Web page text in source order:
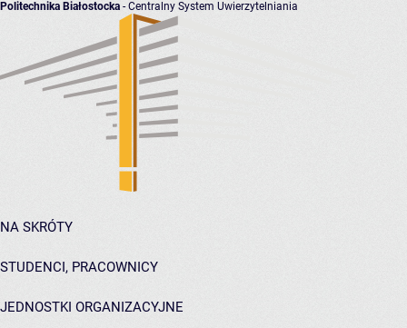
Politechnika Białostocka - Centralny System Uwierzytelniania
NA SKRÓTY
STUDENCI, PRACOWNICY
JEDNOSTKI ORGANIZACYJNE